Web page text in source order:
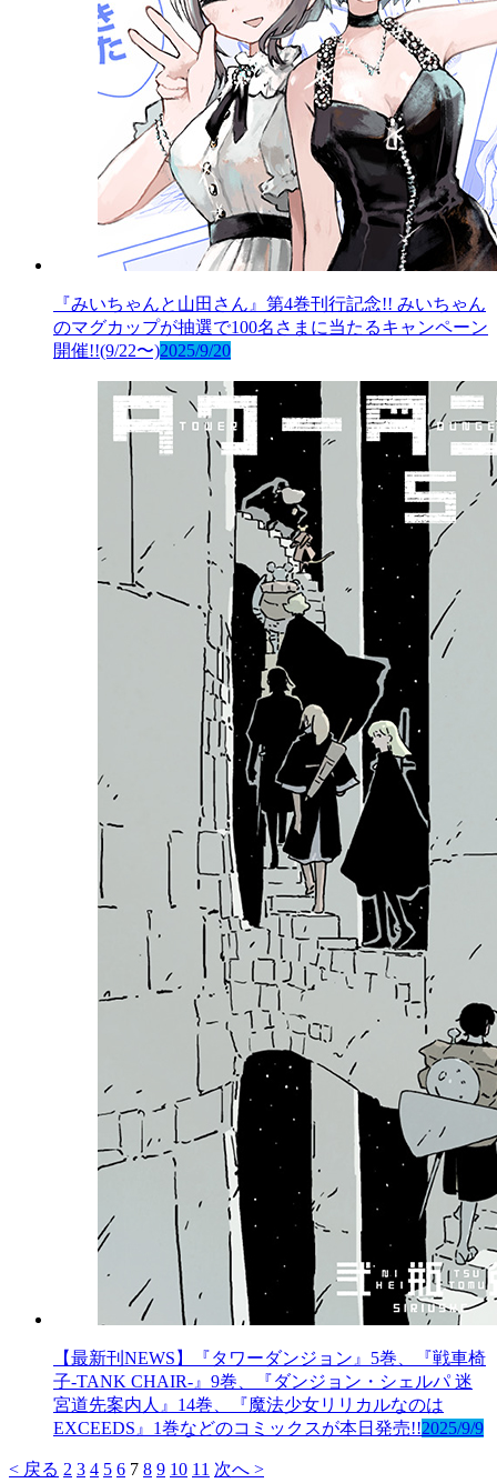
『みいちゃんと山田さん』第4巻刊行記念!! みいちゃん
のマグカップが抽選で100名さまに当たるキャンペーン
開催!!(9/22〜)2025/9/20
【最新刊NEWS】『タワーダンジョン』5巻、『戦車椅
子-TANK CHAIR-』9巻、『ダンジョン・シェルパ 迷
宮道先案内人』14巻、『魔法少女リリカルなのは
EXCEEDS』1巻などのコミックスが本日発売!!2025/9/9
< 戻る 2 3 4 5 6 7 8 9 10 11 次へ >